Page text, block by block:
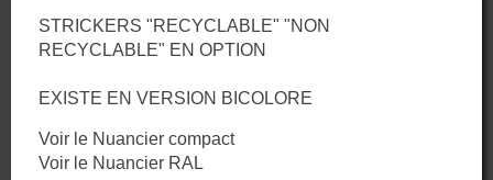
STRICKERS "RECYCLABLE" "NON
RECYCLABLE" EN OPTION
EXISTE EN VERSION BICOLORE
Voir le Nuancier compact
Voir le Nuancier RAL